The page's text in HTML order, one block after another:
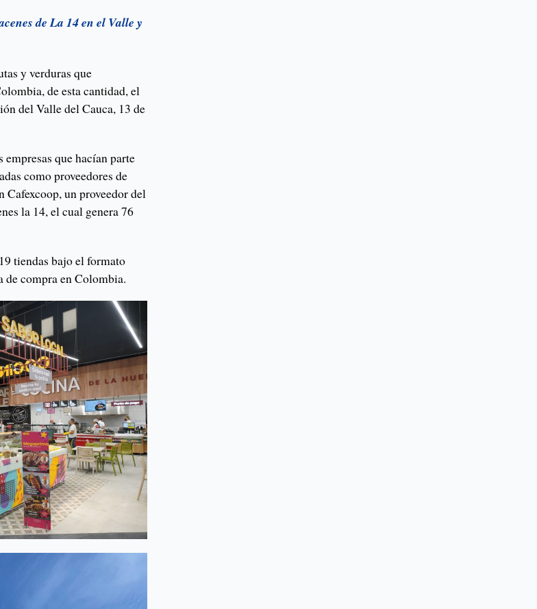
de La 14 en el Valle y
y verduras que
de esta cantidad, el
del Valle del Cauca, 13 de
que hacían parte
como proveedores de
Cafexcoop, un proveedor del
la 14, el cual genera 76
tiendas bajo el formato
de compra en Colombia.